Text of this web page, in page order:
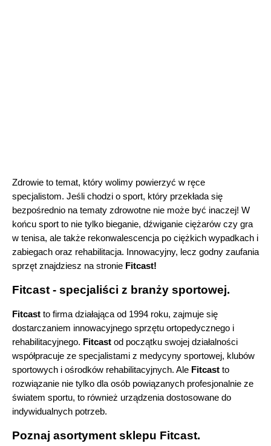
Zdrowie to temat, który wolimy powierzyć w ręce
specjalistom. Jeśli chodzi o sport, który przekłada się
bezpośrednio na tematy zdrowotne nie może być inaczej! W
końcu sport to nie tylko bieganie, dźwiganie ciężarów czy gra
w tenisa, ale także rekonwalescencja po ciężkich wypadkach i
zabiegach oraz rehabilitacja. Innowacyjny, lecz godny zaufania
sprzęt znajdziesz na stronie Fitcast!
Fitcast - specjaliści z branży sportowej.
Fitcast to firma działająca od 1994 roku, zajmuje się
dostarczaniem innowacyjnego sprzętu ortopedycznego i
rehabilitacyjnego. Fitcast od początku swojej działalności
współpracuje ze specjalistami z medycyny sportowej, klubów
sportowych i ośrodków rehabilitacyjnych. Ale Fitcast to
rozwiązanie nie tylko dla osób powiązanych profesjonalnie ze
światem sportu, to również urządzenia dostosowane do
indywidualnych potrzeb.
Poznaj asortyment sklepu Fitcast.